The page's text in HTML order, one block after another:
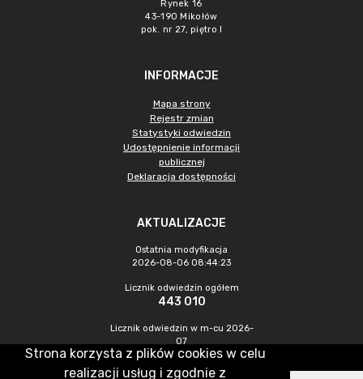
Rynek 16
43-190 Mikołów
pok. nr 27, piętro I
INFORMACJE
Mapa strony
Rejestr zmian
Statystyki odwiedzin
Udostępnienie informacji
publicznej
Deklaracja dostępności
AKTUALIZACJE
Ostatnia modyfikacja
2026-08-06 08:44:23
Licznik odwiedzin ogółem
443 010
Licznik odwiedzin w m-cu 2026-
07
1 225
Strona korzysta z plików cookies w celu
realizacji usług i zgodnie z